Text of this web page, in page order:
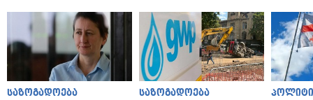
საზოგადოება საზოგადოება